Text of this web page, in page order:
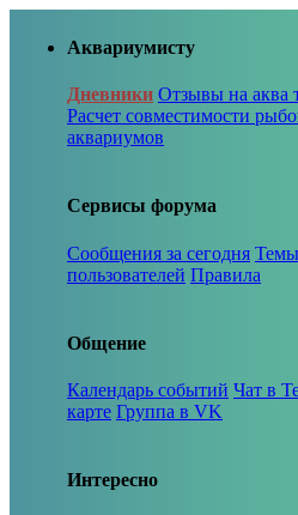
Аквариумисту
Дневники Отзывы на аква
Расчет совместимости
аквариумов
Сервисы форума
Сообщения за сегодня
пользователей Правила
Общение
Календарь событий Чат в
карте Группа в VK
Интересно